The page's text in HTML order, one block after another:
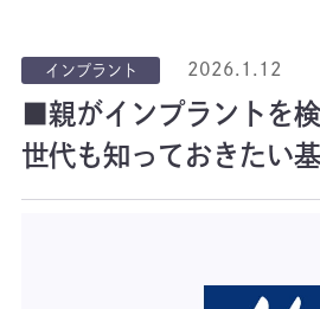
インプラント 2026.1.12
■親がインプラントを
世代も知っておきたい